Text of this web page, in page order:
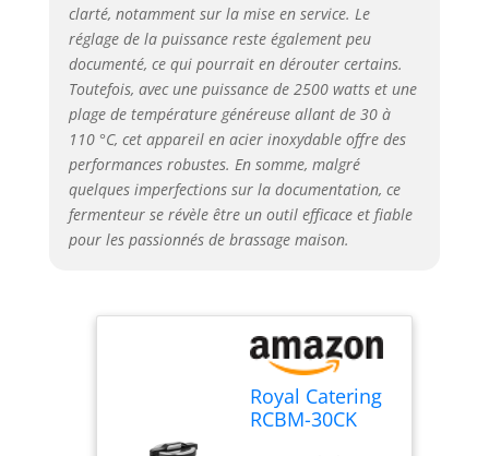
clarté, notamment sur la mise en service. Le
réglage de la puissance reste également peu
documenté, ce qui pourrait en dérouter certains.
Toutefois, avec une puissance de 2500 watts et une
plage de température généreuse allant de 30 à
110 °C, cet appareil en acier inoxydable offre des
performances robustes. En somme, malgré
quelques imperfections sur la documentation, ce
fermenteur se révèle être un outil efficace et fiable
pour les passionnés de brassage maison.
Royal Catering
RCBM-30CK